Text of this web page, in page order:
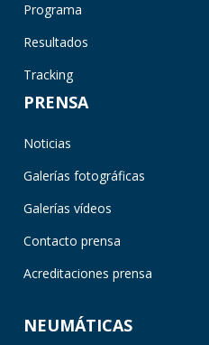
Programa
Resultados
Tracking
PRENSA
Noticias
Galerías fotográficas
Galerías vídeos
Contacto prensa
Acreditaciones prensa
NEUMÁTICAS